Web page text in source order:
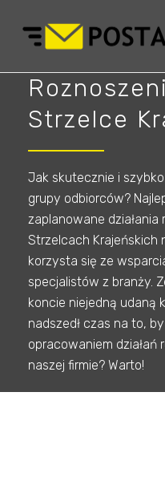
Strzelce
Jak skutecznie i
grupy odbiorców?
zaplanowane
Strzelcach Krajeńskich
korzysta się ze
specjalistów z branży.
koncie niejedną udaną
nadszedł czas na to,
opracowaniem
naszej firmie? Warto!